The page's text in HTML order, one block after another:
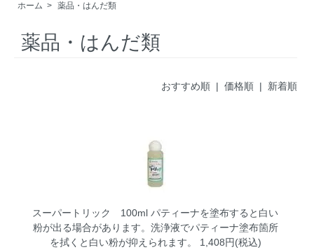
ホーム > 薬品・はんだ類
薬品・はんだ類
おすすめ順 | 価格順| 新着順
スーパートリック 100ml パティーナを塗布すると白い
粉が出る場合があります。洗浄液でパティーナ塗布箇所
を拭くと白い粉が抑えられます。 1,408円(税込)